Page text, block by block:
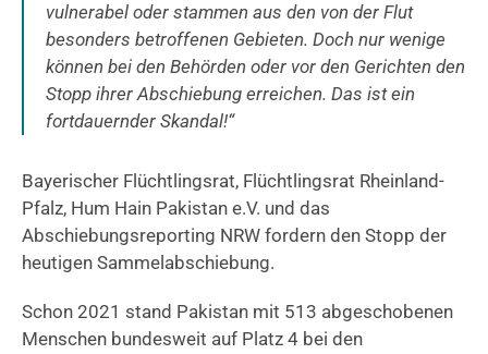
vulnerabel oder stammen aus den von der Flut
besonders betroffenen Gebieten. Doch nur wenige
können bei den Behörden oder vor den Gerichten den
Stopp ihrer Abschiebung erreichen. Das ist ein
fortdauernder Skandal!“
Bayerischer Flüchtlingsrat, Flüchtlingsrat Rheinland-
Pfalz, Hum Hain Pakistan e.V. und das
Abschiebungsreporting NRW fordern den Stopp der
heutigen Sammelabschiebung.
Schon 2021 stand Pakistan mit 513 abgeschobenen
Menschen bundesweit auf Platz 4 bei den